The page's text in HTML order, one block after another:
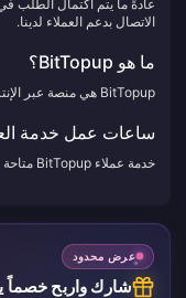
عادةً ما يتم اكتمال الطلب
الاتصال بدعم العملاء لدينا.
ما هو BitTopup؟
BitTopup هي منصة عبر الإنترنت لشحن الألعاب والخدمات بسرعة وأمان.
ساعات عمل خدمة
خدمة عملاء BitTopup متاحة على مدار الساعة طوال أيام الأسبوع 24/7.
عرض محدود
شارك واربح خصماً